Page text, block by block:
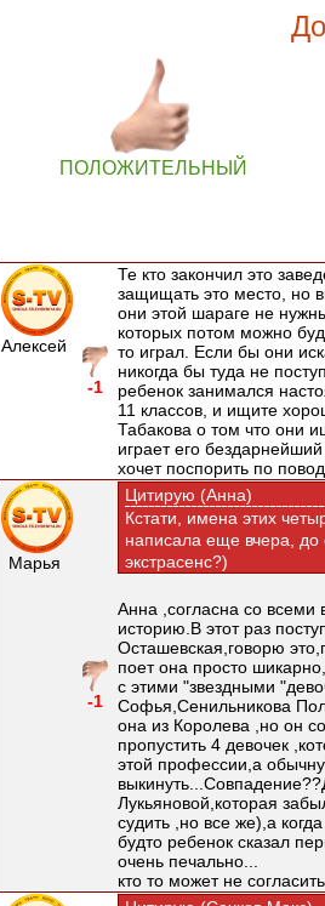
ПОЛОЖИТЕЛЬНЫЙ
Алексей
-1
Те кто закончил это
защищать это место, но
они этой шараге не
которых потом можно
то играл. Если бы они
никогда бы туда не
ребенок занимался
11 классов, и ищите
Табакова о том что они
играет его
хочет поспорить по
Марья
-1
Цитирую (Анна)
Кстати, имена этих
написала еще вчера, до
экстрасенс?)
Анна ,согласна со
историю.В этот раз
Осташевская,говорю
поет она просто
с этими "звездными
Софья,Сенильникова
она из Королева ,но он
пропустить 4 девочек
этой профессии,а
Лукьяновой,которая
судить ,но все же),а
будто ребенок сказал
очень печально...
кто то может не